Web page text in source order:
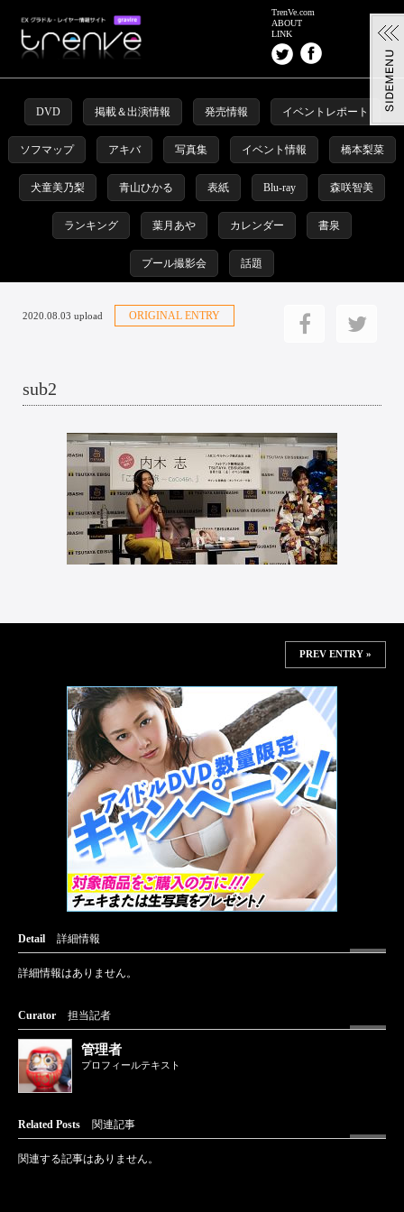
TrenVe.com
ABOUT
LINK
DVD 掲載＆出演情報 発売情報 イベントレポート
ソフマップ アキバ 写真集 イベント情報 橋本梨菜
犬童美乃梨 青山ひかる 表紙 Blu-ray 森咲智美
ランキング 葉月あや カレンダー 書泉
プール撮影会 話題
2020.08.03 upload ORIGINAL ENTRY
sub2
PREV ENTRY »
Detail 詳細情報
詳細情報はありません。
Curator 担当記者
管理者
プロフィールテキスト
Related Posts 関連記事
関連する記事はありません。